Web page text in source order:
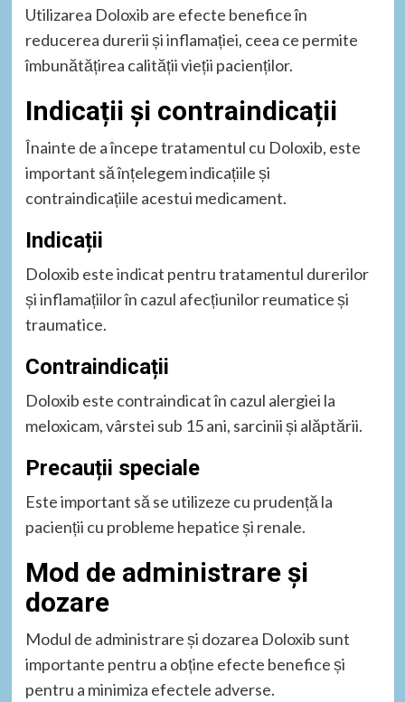
Utilizarea Doloxib are efecte benefice în
reducerea durerii și inflamației, ceea ce permite
îmbunătățirea calității vieții pacienților.
Indicații și contraindicații
Înainte de a începe tratamentul cu Doloxib, este
important să înțelegem indicațiile și
contraindicațiile acestui medicament.
Indicații
Doloxib este indicat pentru tratamentul durerilor
și inflamațiilor în cazul afecțiunilor reumatice și
traumatice.
Contraindicații
Doloxib este contraindicat în cazul alergiei la
meloxicam, vârstei sub 15 ani, sarcinii și alăptării.
Precauții speciale
Este important să se utilizeze cu prudență la
pacienții cu probleme hepatice și renale.
Mod de administrare și
dozare
Modul de administrare și dozarea Doloxib sunt
importante pentru a obține efecte benefice și
pentru a minimiza efectele adverse.